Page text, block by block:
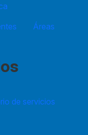
Áreas
de servicios